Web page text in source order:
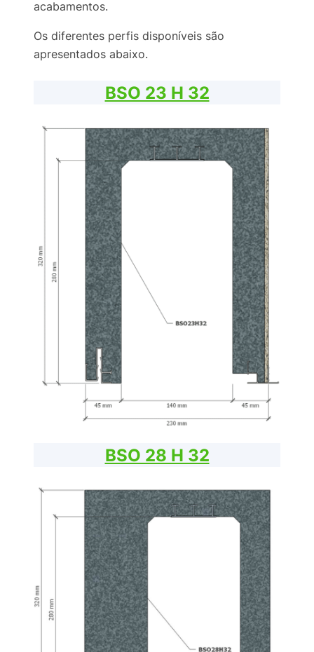
acabamentos.
Os diferentes perfis disponíveis são
apresentados abaixo.
BSO 23 H 32
BSO 28 H 32